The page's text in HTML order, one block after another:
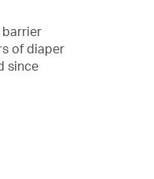
barrier
of diaper
since